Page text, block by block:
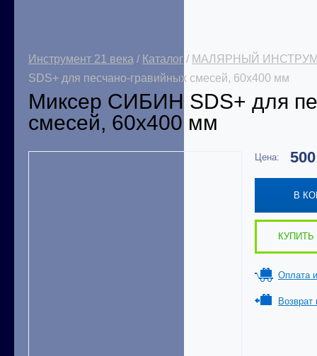
Инструмент 21 века / Каталог / МАЛЯРНЫЙ
SDS+ для песчано-гравийных смесей, 60х400 мм
Миксер СИБИН SDS+ для
смесей, 60х400 мм
Цена:
В
КУПИТЬ
Оплата
Возврат